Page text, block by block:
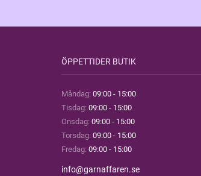
ÖPPETTIDER BUTIK
Måndag: 09:00 - 15:00
Tisdag: 09:00 - 15:00
Onsdag: 09:00 - 15:00
Torsdag: 09:00 - 15:00
Fredag: 09:00 - 15:00
info@garnaffaren.se